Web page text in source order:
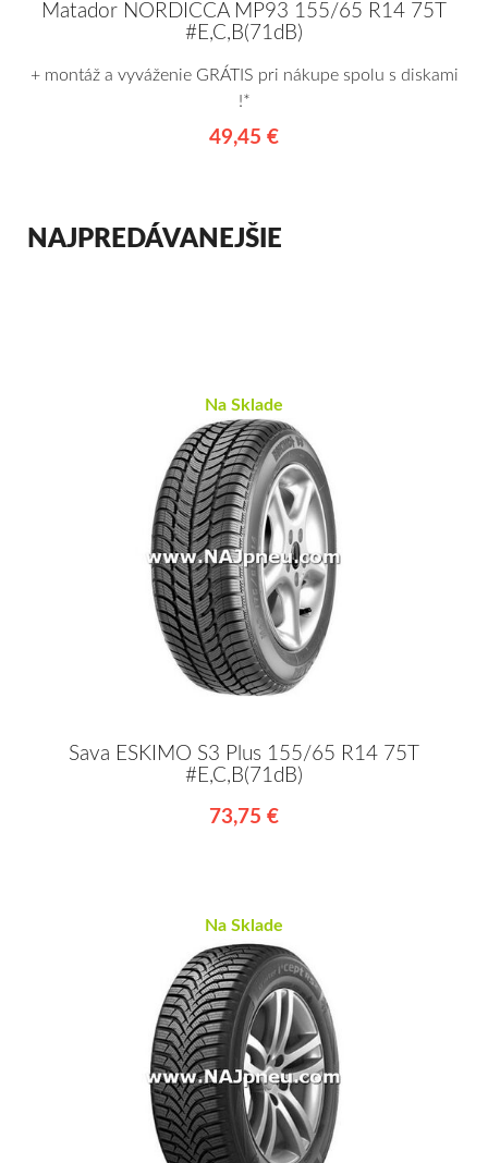
Matador NORDICCA MP93 155/65 R14 75T
#E,C,B(71dB)
+ montáž a vyváženie GRÁTIS pri nákupe spolu s diskami
!*
49,45 €
NAJPREDÁVANEJŠIE
Na Sklade
Sava ESKIMO S3 Plus 155/65 R14 75T
#E,C,B(71dB)
73,75 €
Na Sklade